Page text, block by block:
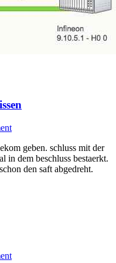
on
werde
die
alice
geben. schluss mit der
in dem beschluss bestaerkt.
den saft abgedreht.
on